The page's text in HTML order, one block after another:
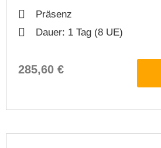
Präsenz
Dauer: 1 Tag (8 UE)
285,60 €